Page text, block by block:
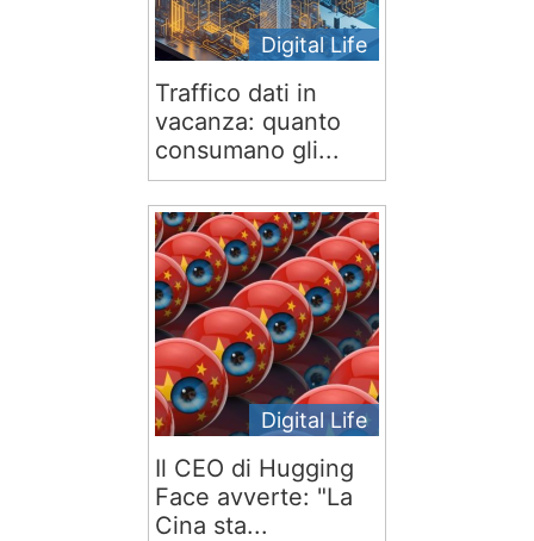
Digital Life
Traffico dati in
vacanza: quanto
consumano gli...
Digital Life
Il CEO di Hugging
Face avverte: "La
Cina sta...